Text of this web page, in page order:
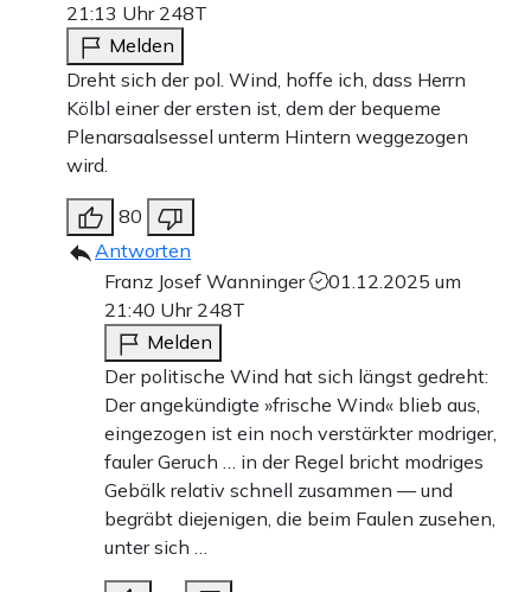
21:13 Uhr 248T
Melden
Dreht sich der pol. Wind, hoffe ich, dass Herrn
Kölbl einer der ersten ist, dem der bequeme
Plenarsaalsessel unterm Hintern weggezogen
wird.
80
Antworten
Franz Josef Wanninger
01.12.2025 um
21:40 Uhr 248T
Melden
Der politische Wind hat sich längst gedreht:
Der angekündigte »frische Wind« blieb aus,
eingezogen ist ein noch verstärkter modriger,
fauler Geruch … in der Regel bricht modriges
Gebälk relativ schnell zusammen — und
begräbt diejenigen, die beim Faulen zusehen,
unter sich …